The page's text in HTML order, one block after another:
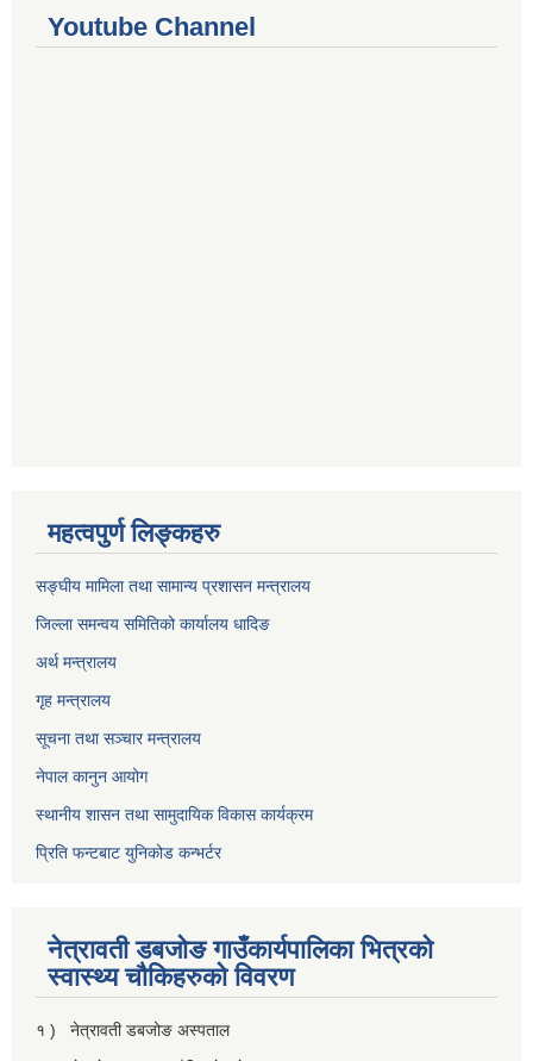
Youtube Channel
महत्वपुर्ण लिङ्कहरु
सङ्घीय मामिला तथा सामान्य प्रशासन मन्त्रालय
जिल्ला समन्वय समितिको कार्यालय धादिङ
अर्थ मन्त्रालय
गृह मन्त्रालय
सूचना तथा सञ्चार मन्त्रालय
नेपाल कानुन आयोग
स्थानीय शासन तथा सामुदायिक विकास कार्यक्रम
प्रिति फन्टबाट युनिकोड कन्भर्टर
नेत्रावती डबजाेङ गाउँकार्यपालिका भित्रकाे
स्वास्थ्य चाैकिहरुकाे विवरण
१ ) नेत्रावती डबजोङ अस्पताल